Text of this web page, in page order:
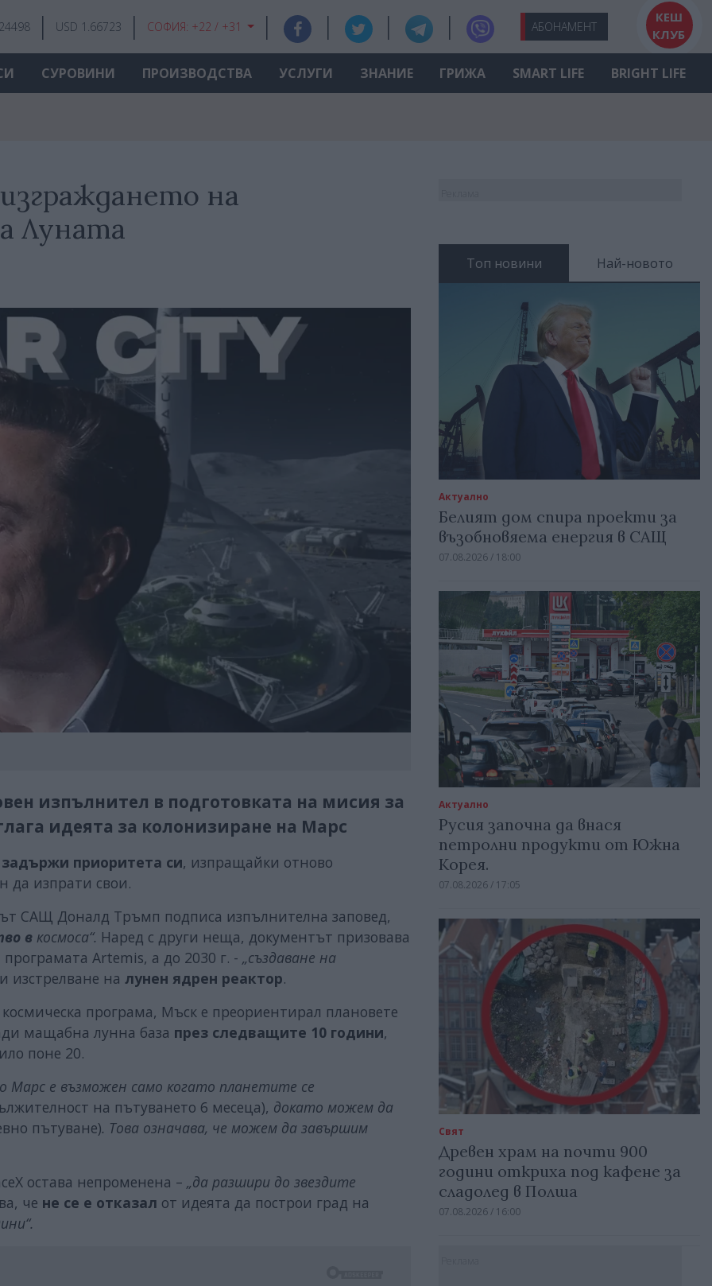
USD 1.66723 СОФИЯ: +22 / +31 АБОНАМЕНТ
КЕШ
КЛУБ
СУРОВИНИ ПРОИЗВОДСТВА УСЛУГИ ЗНАНИЕ ГРИЖА SMART LIFE BRIGHT LIFE
на
Луната
изпълнител в подготовката на мисия за
идеята за колонизиране на Марс
приоритета си, изпращайки отново
да изпрати свои.
САЩ Доналд Тръмп подписа изпълнителна заповед,
в космоса“. Наред с други неща, документът призовава
Artemis, а до 2030 г. - „създаване на
изстрелване на лунен ядрен реактор.
програма, Мъск е преориентирал плановете
мащабна лунна база през следващите 10 години,
поне 20.
Марс е възможен само когато планетите се
на пътуването 6 месеца), докато можем да
пътуване). Това означава, че можем да завършим
остава непроменена – „да разшири до звездите
че не се е отказал от идеята да построи град на
Топ новини Най-новото
Актуално
Белият дом спира проекти за
възобновяема енергия в САЩ
07.08.2026 / 18:00
Актуално
Русия започна да внася
петролни продукти от Южна
Корея.
07.08.2026 / 17:05
Свят
Древен храм на почти 900
години откриха под кафене за
сладолед в Полша
07.08.2026 / 16:00